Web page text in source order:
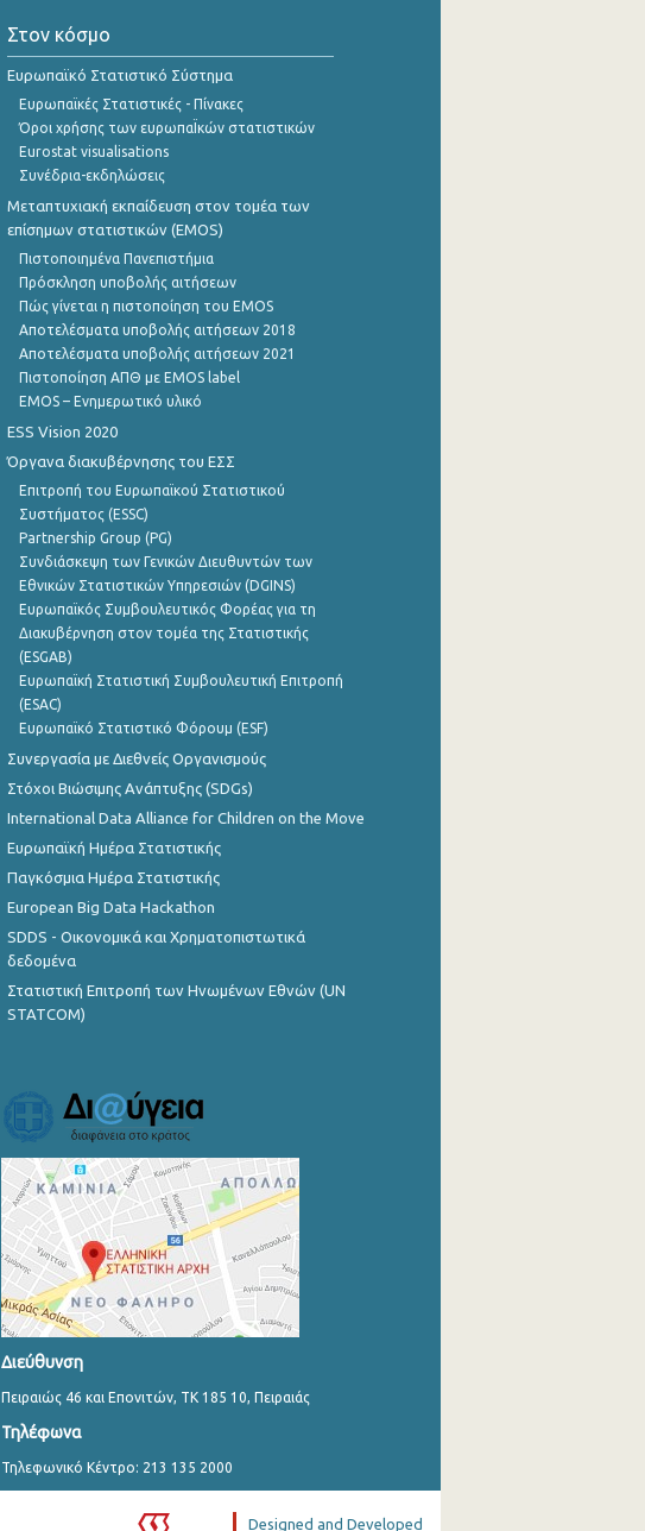
Στον κόσμο
Ευρωπαϊκό Στατιστικό Σύστημα
Ευρωπαϊκές Στατιστικές - Πίνακες
Όροι χρήσης των ευρωπαΪκών στατιστικών
Eurostat visualisations
Συνέδρια-εκδηλώσεις
Μεταπτυχιακή εκπαίδευση στον τομέα των
επίσημων στατιστικών (EMOS)
Πιστοποιημένα Πανεπιστήμια
Πρόσκληση υποβολής αιτήσεων
Πώς γίνεται η πιστοποίηση του EMOS
Αποτελέσματα υποβολής αιτήσεων 2018
Αποτελέσματα υποβολής αιτήσεων 2021
Πιστοποίηση ΑΠΘ με EMOS label
EMOS – Ενημερωτικό υλικό
ESS Vision 2020
Όργανα διακυβέρνησης του ΕΣΣ
Επιτροπή του Ευρωπαϊκού Στατιστικού
Συστήματος (ESSC)
Partnership Group (PG)
Συνδιάσκεψη των Γενικών Διευθυντών των
Εθνικών Στατιστικών Υπηρεσιών (DGINS)
Ευρωπαϊκός Συμβουλευτικός Φορέας για τη
Διακυβέρνηση στον τομέα της Στατιστικής
(ESGAB)
Ευρωπαϊκή Στατιστική Συμβουλευτική Επιτροπή
(ESAC)
Ευρωπαϊκό Στατιστικό Φόρουμ (ESF)
Συνεργασία με Διεθνείς Οργανισμούς
Στόχοι Βιώσιμης Ανάπτυξης (SDGs)
International Data Alliance for Children on the Move
Ευρωπαϊκή Ημέρα Στατιστικής
Παγκόσμια Ημέρα Στατιστικής
European Big Data Hackathon
SDDS - Οικονομικά και Χρηματοπιστωτικά
δεδομένα
Στατιστική Επιτροπή των Ηνωμένων Εθνών (UN
STATCOM)
Διεύθυνση
Πειραιώς 46 και Επονιτών, ΤΚ 185 10, Πειραιάς
Τηλέφωνα
Τηλεφωνικό Κέντρο: 213 135 2000
Designed and Developed